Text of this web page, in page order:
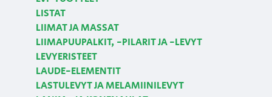
LISTAT
LIIMAT JA MASSAT
LIIMAPUUPALKIT, -PILARIT JA -LEVYT
LEVYERISTEET
LAUDE-ELEMENTIT
LASTULEVYT JA MELAMIINILEVYT